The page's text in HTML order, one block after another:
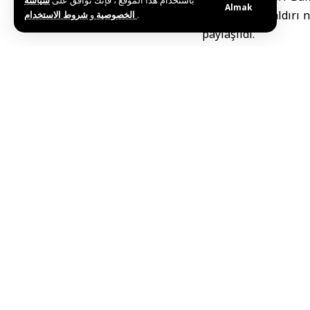
الخصوصية و .
Almak
açıklamada,
paylaşıldı.